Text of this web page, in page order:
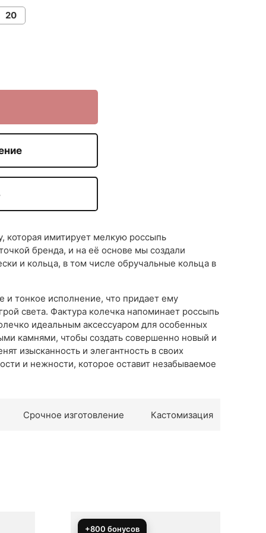
20
которая имитирует мелкую россыпь
бренда, и на её основе мы создали
и кольца, в том числе обручальные кольца в
тонкое исполнение, что придает ему
света. Фактура колечка напоминает россыпь
идеальным аксессуаром для особенных
камнями, чтобы создать совершенно новый и
изысканность и элегантность в своих
и нежности, которое оставит незабываемое
Срочное изготовление Кастомизация